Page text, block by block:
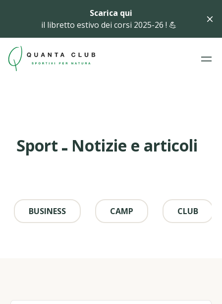
Scarica qui
il libretto estivo dei corsi 2025-26 ! 💪
Sport - Notizie e articoli
BUSINESS CAMP CLUB